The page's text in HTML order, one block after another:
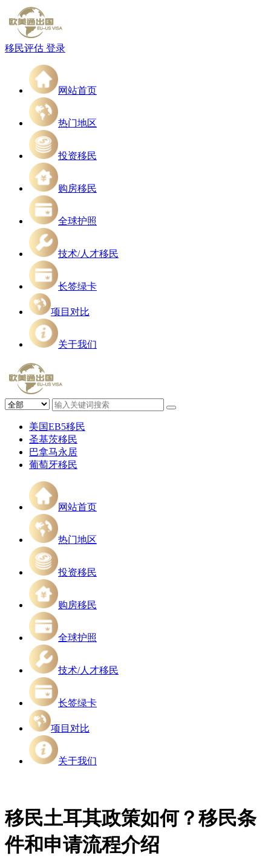
移民评估 登录
网站首页
热门地区
投资移民
购房移民
全球护照
技术/人才移民
长签绿卡
项目对比
关于我们
美国EB5移民
圣基茨移民
巴拿马永居
葡萄牙移民
网站首页
热门地区
投资移民
购房移民
全球护照
技术/人才移民
长签绿卡
项目对比
关于我们
移民土耳其政策如何？移民条
件和申请流程介绍